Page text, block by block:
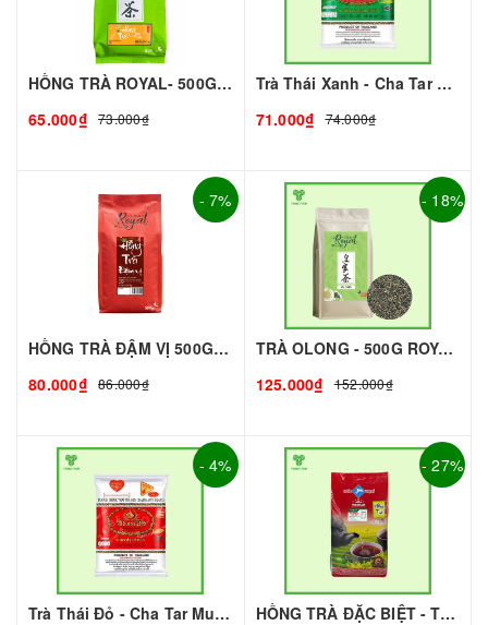
HỒNG TRÀ ROYAL- 500G | NGUYÊN LIỆU PHA CHẾ - TOBEE FOOD
65.000₫ 73.000₫
Trà Thái Xanh - Cha Tar Mua Thái Lan Cao Cấp I Nguyên Liệu Pha Chế - TOBEE FOOD
71.000₫
74.000₫
- 7%
HỒNG TRÀ ĐẬM VỊ 500G - ROYAL I NGUYÊN LIỆU PHA CHẾ - TOBEE FOOD
80.000₫ 86.000₫
- 18%
TRÀ OLONG - 500G ROYAL I NGUYÊN LIỆU PHA CHẾ - TOBEE FOOD
125.000₫
152.000₫
- 4%
Trà Thái Đỏ - Cha Tar Mua Thái Lan Cao Cấp I Nguyên Liệu Pha Chế - Tobee Food
- 27%
HỒNG TRÀ ĐẶC BIỆT - TRÀ XUÂN THỊNH I NGUYÊN LIỆU PHA CHẾ - TOBEE FOOD